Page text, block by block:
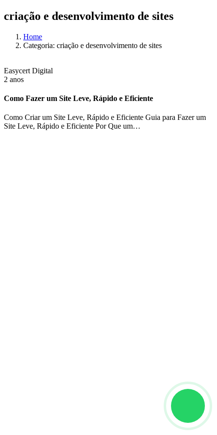
criação e desenvolvimento de sites
Home
Categoria: criação e desenvolvimento de sites
Easycert Digital
2 anos
Como Fazer um Site Leve, Rápido e Eficiente
Como Criar um Site Leve, Rápido e Eficiente Guia para Fazer um
Site Leve, Rápido e Eficiente Por Que um…